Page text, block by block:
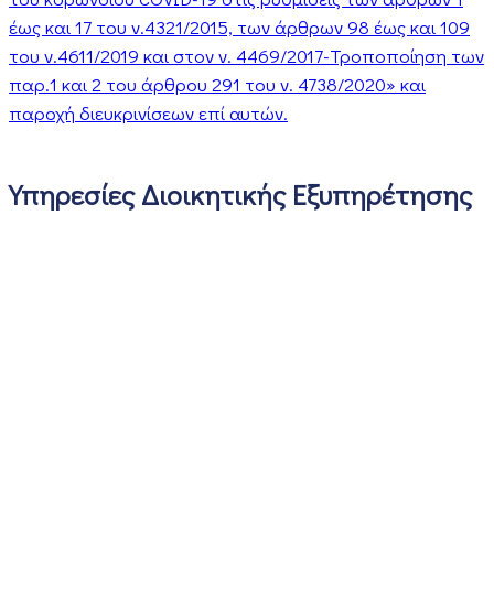
έως και 17 του ν.4321/2015, των άρθρων 98 έως και 109
του ν.4611/2019 και στον ν. 4469/2017-Τροποποίηση των
παρ.1 και 2 του άρθρου 291 του ν. 4738/2020» και
παροχή διευκρινίσεων επί αυτών.
Υπηρεσίες Διοικητικής Εξυπηρέτησης